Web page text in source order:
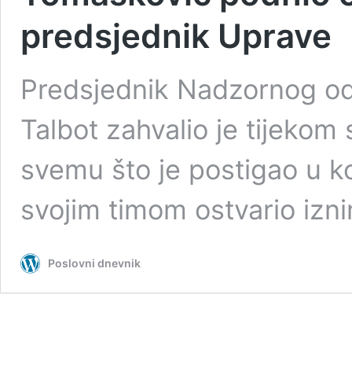
predsjednik Uprave
Predsjednik Nadzornog
Talbot zahvalio je tijekom
svemu što je postigao u
svojim timom ostvario
Poslovni dnevnik